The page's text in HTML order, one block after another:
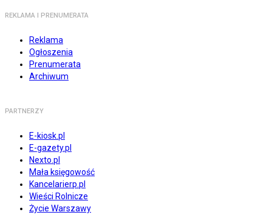
REKLAMA I PRENUMERATA
Reklama
Ogłoszenia
Prenumerata
Archiwum
PARTNERZY
E-kiosk.pl
E-gazety.pl
Nexto.pl
Mała księgowość
Kancelarierp.pl
Wieści Rolnicze
Życie Warszawy